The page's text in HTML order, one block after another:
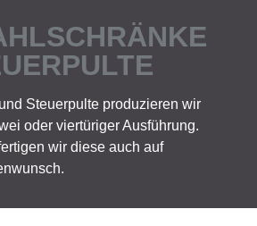
Steuerpulte produzieren wir
oder viertüriger Ausführung.
wir diese auch auf